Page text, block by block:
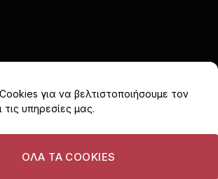
για να βελτιστοποιήσουμε τον
υπηρεσίες μας.
ΟΛΑ ΤΑ COOKIES
(Twitter)
COOKIE POLICY (EU)